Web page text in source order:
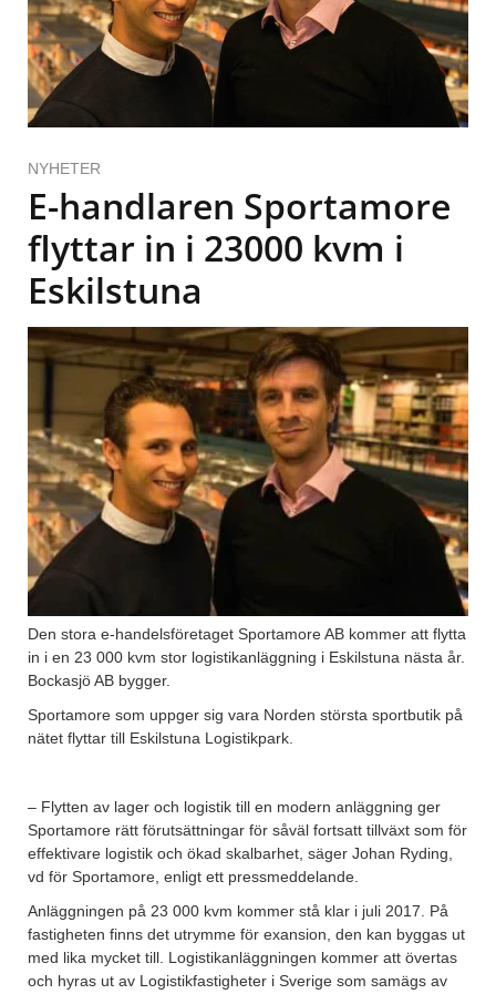
NYHETER
E-handlaren Sportamore
flyttar in i 23000 kvm i
Eskilstuna
Den stora e-handelsföretaget Sportamore AB kommer att flytta
in i en 23 000 kvm stor logistikanläggning i Eskilstuna nästa år.
Bockasjö AB bygger.
Sportamore som uppger sig vara Norden största sportbutik på
nätet flyttar till Eskilstuna Logistikpark.
– Flytten av lager och logistik till en modern anläggning ger
Sportamore rätt förutsättningar för såväl fortsatt tillväxt som för
effektivare logistik och ökad skalbarhet, säger Johan Ryding,
vd för Sportamore, enligt ett pressmeddelande.
Anläggningen på 23 000 kvm kommer stå klar i juli 2017. På
fastigheten finns det utrymme för exansion, den kan byggas ut
med lika mycket till. Logistikanläggningen kommer att övertas
och hyras ut av Logistikfastigheter i Sverige som samägs av